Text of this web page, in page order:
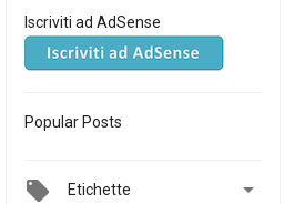
Iscriviti ad AdSense
Popular Posts
Etichette 